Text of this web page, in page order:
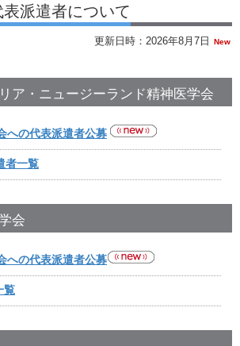
派遣者について
更新日時：2026年8月7日 New
ア・ニュージーランド精神医学会
への代表派遣者公募
者一覧
会
への代表派遣者公募
覧